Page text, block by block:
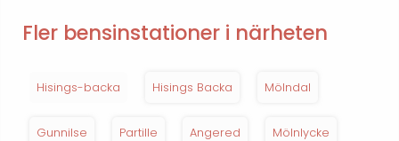
Fler bensinstationer i närheten
Hisings-backa Hisings Backa Mölndal
Gunnilse Partille Angered Mölnlycke